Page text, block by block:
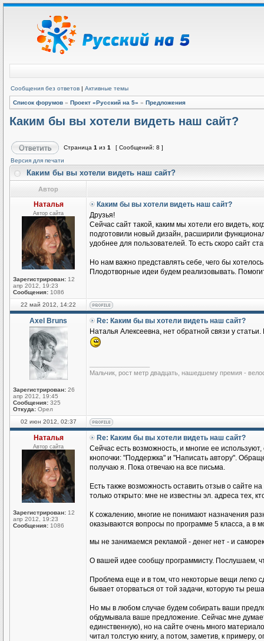
Сообщения без ответов | Активные темы
Список форумов » Проект «Русский на 5» » Предложения
Каким бы вы хотели видеть наш сайт?
Страница 1 из 1
[ Сообщений: 8 ]
Версия для печати
Каким бы вы хотели видеть наш сайт?
Автор
Наталья
Автор сайта
Зарегистрирован: 12
апр 2012, 19:23
Сообщения: 1086
Каким бы вы хотели видеть наш сайт?
Друзья!
Сейчас сайт такой, каким мы хотели его видеть,
подготовили новый дизайн, расширили
удобнее для пользователей. То есть скоро сайт
Но нам важно представлять себе, чего бы
Плодотворные идеи будем реализовывать.
22 май 2012, 14:22
Axel Bruns
Зарегистрирован: 26
апр 2012, 19:45
Сообщения: 325
Откуда: Орел
Re: Каким бы вы хотели видеть наш сайт?
Наталья Алексеевна, нет обратной связи у
Мальчик, рост метр двадцать, нашедшему премия -
02 июн 2012, 02:37
Наталья
Автор сайта
Зарегистрирован: 12
апр 2012, 19:23
Сообщения: 1086
Re: Каким бы вы хотели видеть наш сайт?
Сейчас есть возможность, и многие ее
кнопочки: "Поддержка" и "Написать автору".
получаю я. Пока отвечаю на все письма.
Есть также возможность оставить отзыв о сайте
только открыто: мне не известны эл. адреса тех,
К сожалению, многие не понимают назначения
оказываются вопросы по программе 5 класса, а в
мы не занимаемся рекламой - денег нет - и
О вашей идее сообщу программисту. Послушаем,
Проблема еще и в том, что некоторые вещи легко
бывает оторваться от той задачи, которую ты
Но мы в любом случае будем собирать ваши
обдумывала ваше предложение. Сейчас мне
единственную), но на сайте очень много
читал толстую книгу, а потом, заметив, к примеру,